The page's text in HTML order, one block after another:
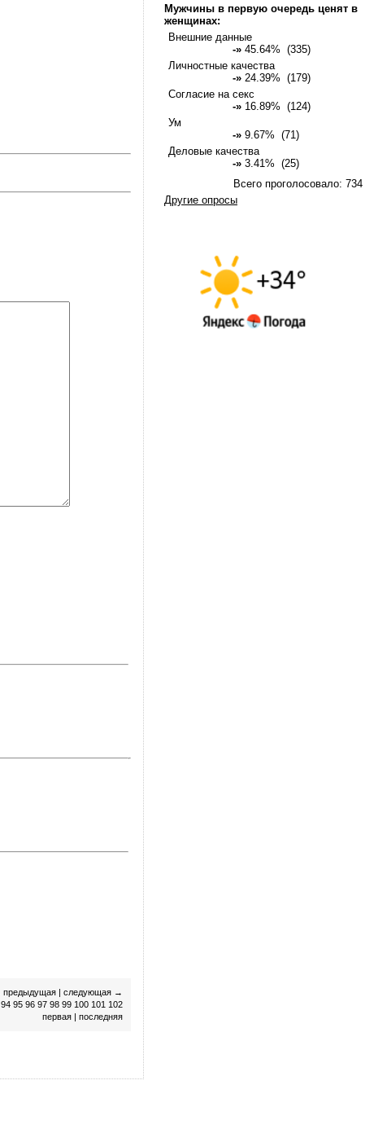
предыдущая | следующая →
94 95 96 97 98 99 100 101 102
первая | последняя
Мужчины в первую очередь ценят в
женщинах:
Внешние данные
-» 45.64% (335)
Личностные качества
-» 24.39% (179)
Согласие на секс
-» 16.89% (124)
Ум
-» 9.67% (71)
Деловые качества
-» 3.41% (25)
Всего проголосовало: 734
Другие опросы